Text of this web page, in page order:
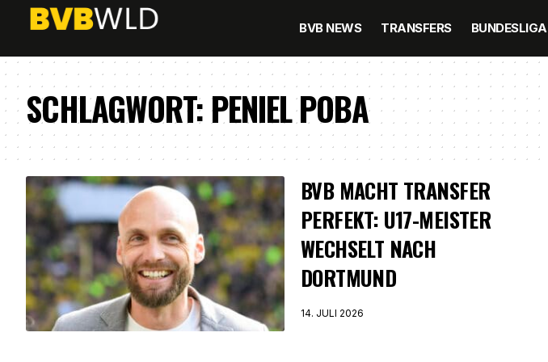
BVB NEWS TRANSFERS BUNDESLIGA
SCHLAGWORT:PENIEL POBA
BVB MACHT TRANSFER
PERFEKT: U17-MEISTER
WECHSELT NACH
DORTMUND
14. JULI 2026